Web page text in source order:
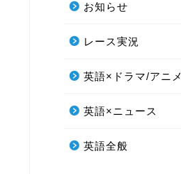
お知らせ
レース実況
英語×ドラマ/アニメ
英語×ニュース
英語全般